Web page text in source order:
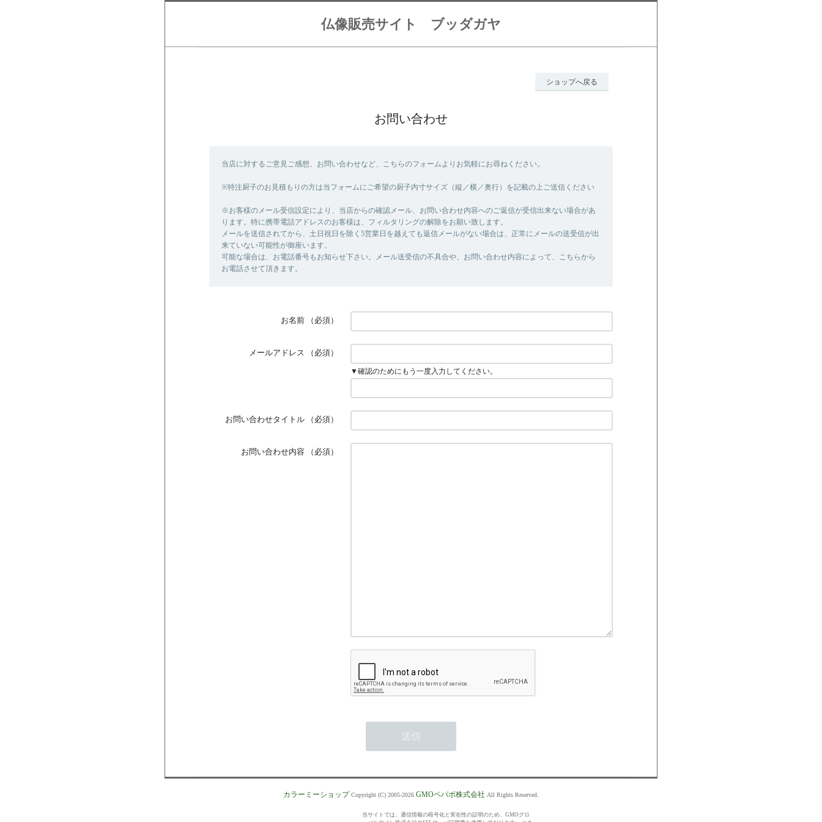
仏像販売サイト ブッダガヤ
ショップへ戻る
お問い合わせ
当店に対するご意見ご感想、お問い合わせなど、こちらのフォームよりお気軽にお尋ねください。
※特注厨子のお見積もりの方は当フォームにご希望の厨子内寸サイズ（縦／横／奥行）を記載の上ご送信ください
※お客様のメール受信設定により、当店からの確認メール、お問い合わせ内容へのご返信が受信出来ない場合があ
ります。特に携帯電話アドレスのお客様は、フィルタリングの解除をお願い致します。
メールを送信されてから、土日祝日を除く5営業日を越えても返信メールがない場合は、正常にメールの送受信が出
来ていない可能性が御座います。
可能な場合は、お電話番号もお知らせ下さい。メール送受信の不具合や、お問い合わせ内容によって、こちらから
お電話させて頂きます。
お名前 （必須）
メールアドレス （必須）
▼確認のためにもう一度入力してください。
お問い合わせタイトル （必須）
お問い合わせ内容 （必須）
カラーミーショップ Copyright (C) 2005-2026 GMOペパボ株式会社 All Rights Reserved.
当サイトでは、通信情報の暗号化と実在性の証明のため、GMOグロ